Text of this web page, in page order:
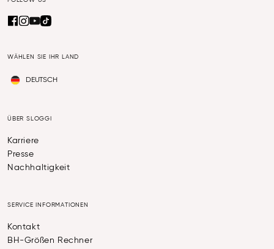
WÄHLEN SIE IHR LAND
DEUTSCH
ÜBER SLOGGI
Karriere
Presse
Nachhaltigkeit
SERVICE INFORMATIONEN
Kontakt
BH-Größen Rechner